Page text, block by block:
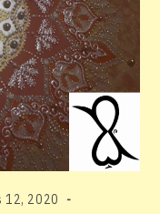
12, 2020